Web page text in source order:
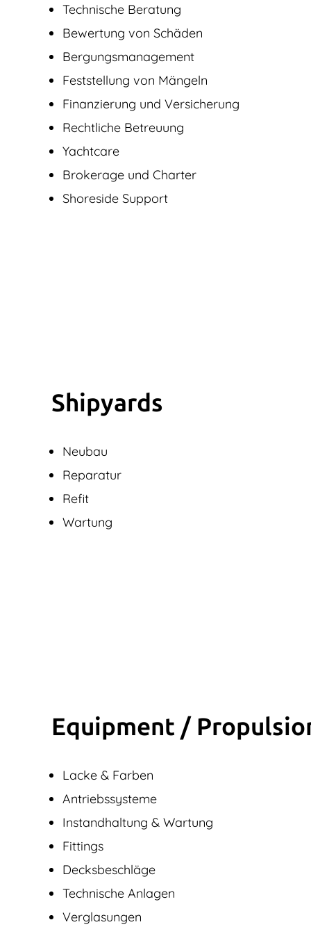
Technische Beratung
Bewertung von Schäden
Bergungsmanagement
Feststellung von Mängeln
Finanzierung und Versicherung
Rechtliche Betreuung
Yachtcare
Brokerage und Charter
Shoreside Support
Shipyards
Neubau
Reparatur
Refit
Wartung
Equipment /
Lacke & Farben
Antriebssysteme
Instandhaltung & Wartung
Fittings
Decksbeschläge
Technische Anlagen
Verglasungen